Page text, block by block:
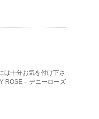
は十分お気を付け下さ
ROSE – デニーローズ